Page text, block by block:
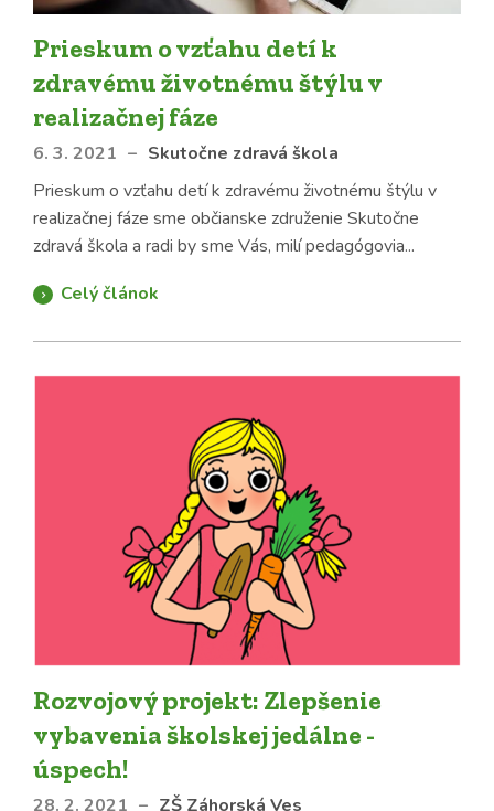
Prieskum o vzťahu detí k
zdravému životnému štýlu v
realizačnej fáze
6. 3. 2021 – Skutočne zdravá škola
Prieskum o vzťahu detí k zdravému životnému štýlu v
realizačnej fáze sme občianske združenie Skutočne
zdravá škola a radi by sme Vás, milí pedagógovia...
Celý článok
Rozvojový projekt: Zlepšenie
vybavenia školskej jedálne -
úspech!
28. 2. 2021 – ZŠ Záhorská Ves